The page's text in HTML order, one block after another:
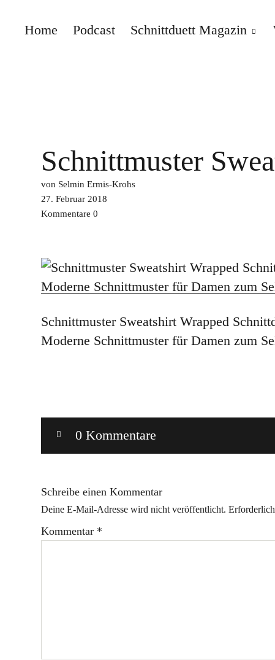
Home Podcast Schnittduett Magazin
Schnittmuster
von Selmin Ermis-Krohs
27. Februar 2018
Kommentare 0
Schnittmuster Sweatshirt Wrapped
Moderne Schnittmuster für Damen zum
0 Kommentare
Schreibe einen Kommentar
Deine E-Mail-Adresse wird nicht veröffentlicht.
Kommentar *